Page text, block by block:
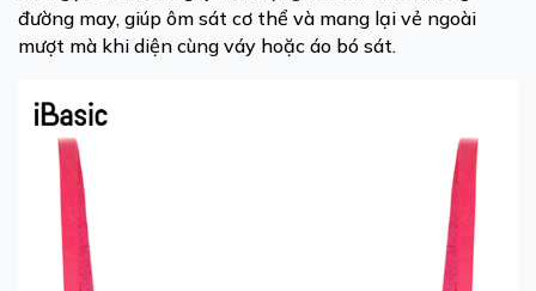
đường may, giúp ôm sát cơ thể và mang lại vẻ ngoài
mượt mà khi diện cùng váy hoặc áo bó sát.